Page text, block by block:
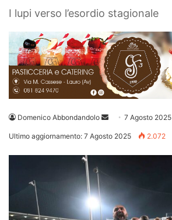
I lupi verso l’esordio stagionale
Domenico Abbondandolo
Invia 7 Agosto 2025
Ultimo aggiornamento: 7 Agosto 2025 2.072